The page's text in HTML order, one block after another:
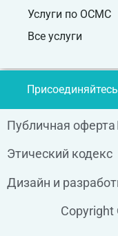
Услуги по ОСМС
Все услуги
Публичная оферта
Этический кодекс
Дизайн и